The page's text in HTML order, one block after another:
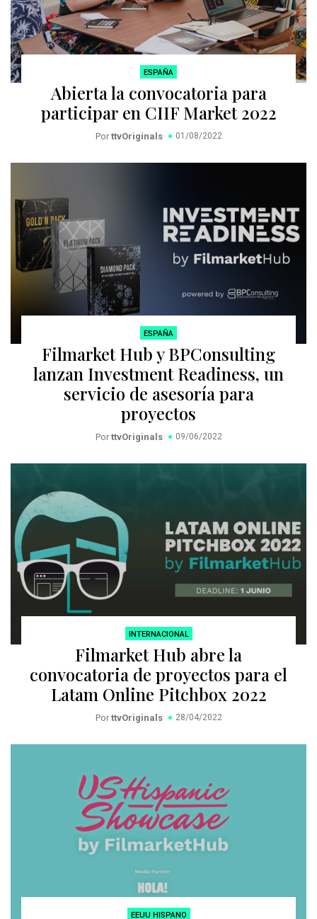
ESPAÑA
Abierta la convocatoria para
participar en CIIF Market 2022
Por ttvOriginals 01/08/2022
ESPAÑA
Filmarket Hub y BPConsulting
lanzan Investment Readiness, un
servicio de asesoría para
proyectos
Por ttvOriginals 09/06/2022
INTERNACIONAL
Filmarket Hub abre la
convocatoria de proyectos para el
Latam Online Pitchbox 2022
Por ttvOriginals 28/04/2022
EEUU HISPANO